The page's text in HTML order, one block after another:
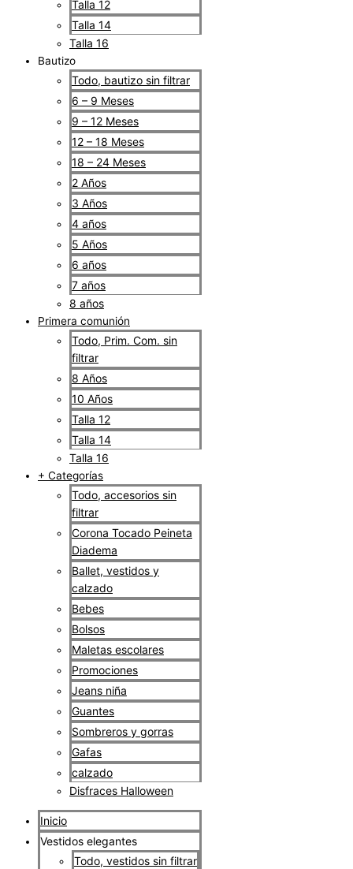
Talla 12
Talla 14
Talla 16
Bautizo
Todo, bautizo sin filtrar
6 – 9 Meses
9 – 12 Meses
12 – 18 Meses
18 – 24 Meses
2 Años
3 Años
4 años
5 Años
6 años
7 años
8 años
Primera comunión
Todo, Prim. Com. sin
filtrar
8 Años
10 Años
Talla 12
Talla 14
Talla 16
+ Categorías
Todo, accesorios sin
filtrar
Corona Tocado Peineta
Diadema
Ballet, vestidos y
calzado
Bebes
Bolsos
Maletas escolares
Promociones
Jeans niña
Guantes
Sombreros y gorras
Gafas
calzado
Disfraces Halloween
Inicio
Vestidos elegantes
Todo, vestidos sin filtrar